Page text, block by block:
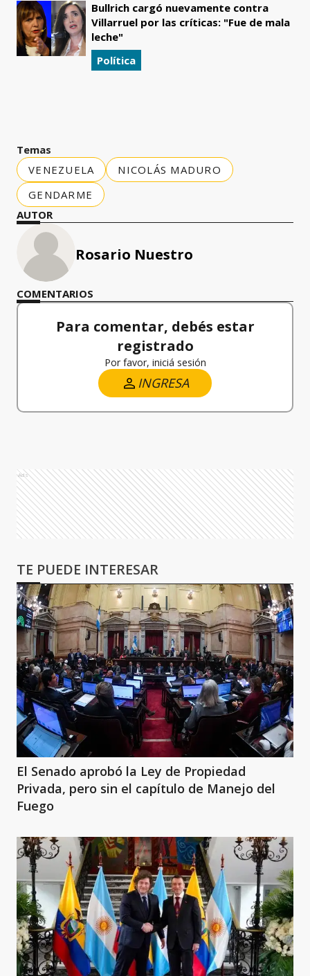
Bullrich cargó nuevamente contra
Villarruel por las críticas: "Fue de mala
leche"
Política
Temas
VENEZUELA
NICOLÁS MADURO
GENDARME
AUTOR
Rosario Nuestro
COMENTARIOS
Para comentar, debés estar
registrado
Por favor, iniciá sesión
INGRESA
Ads
TE PUEDE INTERESAR
El Senado aprobó la Ley de Propiedad
Privada, pero sin el capítulo de Manejo del
Fuego